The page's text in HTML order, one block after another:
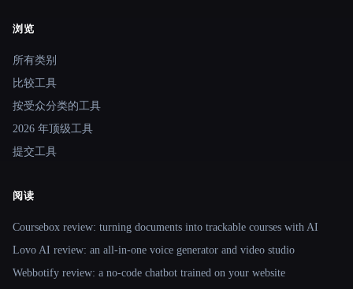
Site navigation
浏览
所有类别
比较工具
按受众分类的工具
2026 年顶级工具
提交工具
阅读
Coursebox review: turning documents into trackable courses with AI
Lovo AI review: an all-in-one voice generator and video studio
Webbotify review: a no-code chatbot trained on your website